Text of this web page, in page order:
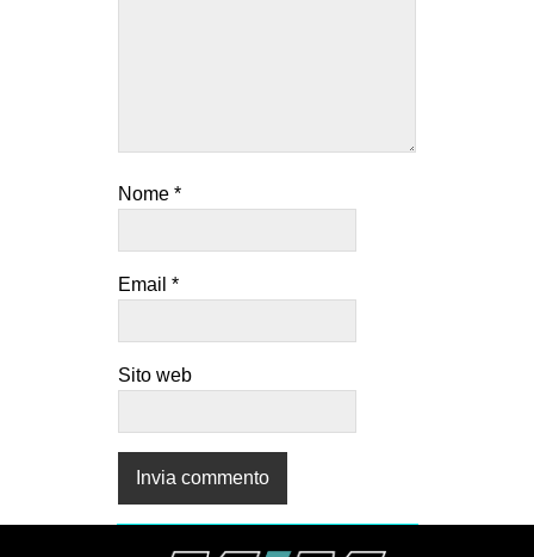
Nome *
Email *
Sito web